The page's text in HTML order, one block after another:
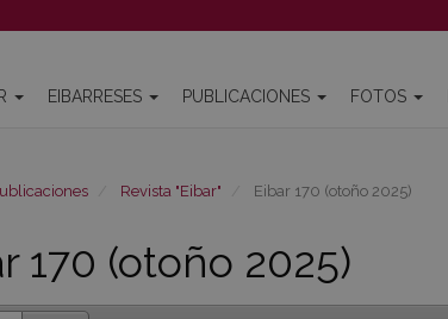
EIBARRESES PUBLICACIONES FOTOS
Revista "Eibar" Eibar 170 (otoño 2025)
170 (otoño 2025)